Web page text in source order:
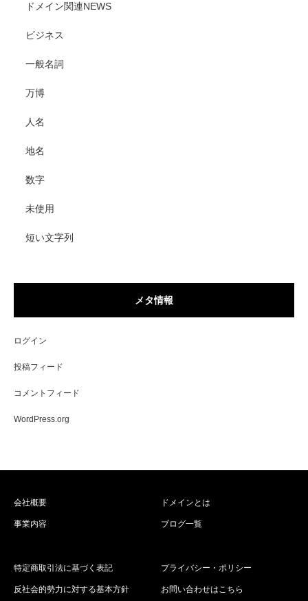
ドメイン関連NEWS
ビジネス
一般名詞
万博
人名
地名
数字
未使用
短い文字列
メタ情報
ログイン
投稿フィード
コメントフィード
WordPress.org
会社概要
事業内容
ドメインとは
ブログ一覧
特定商取引法に基づく表記
反社会的勢力に対する基本方針
プライバシー・ポリシー
お問い合わせはこちら